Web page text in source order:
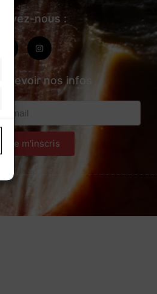
Suivez-nous :
Recevoir nos infos
Je m'inscris